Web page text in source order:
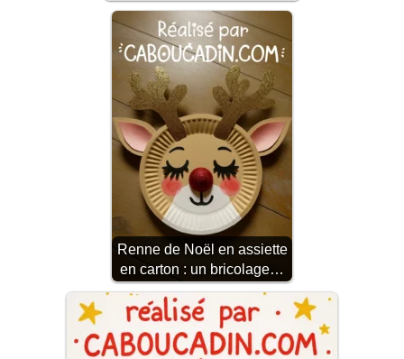
Renne de Noël en assiette
en carton : un bricolage…